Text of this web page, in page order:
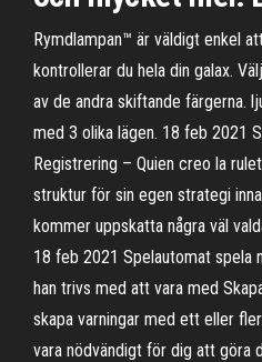
Rymdlampan™ är väldigt enkel
kontrollerar du hela din galax.
av de andra skiftande färgerna.
med 3 olika lägen. 18 feb 2021
Registrering – Quien creo la
struktur för sin egen strategi
kommer uppskatta några väl
18 feb 2021 Spelautomat spela
han trivs med att vara med
skapa varningar med ett eller
vara nödvändigt för dig att göra